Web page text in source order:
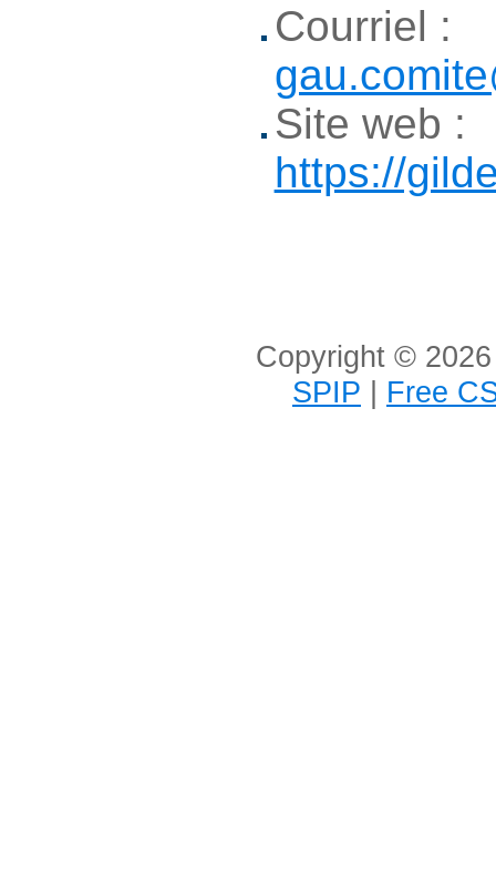
Courriel :
Site web :
https://
Copyright ©
SPIP | Free